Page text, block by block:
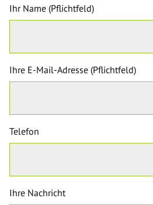
Ihr Name (Pflichtfeld)
Ihre E-Mail-Adresse (Pflichtfeld)
Telefon
Ihre Nachricht